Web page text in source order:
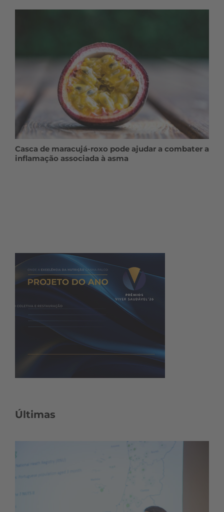
Casca de maracujá-roxo pode ajudar a combater a
inflamação associada à asma
Últimas